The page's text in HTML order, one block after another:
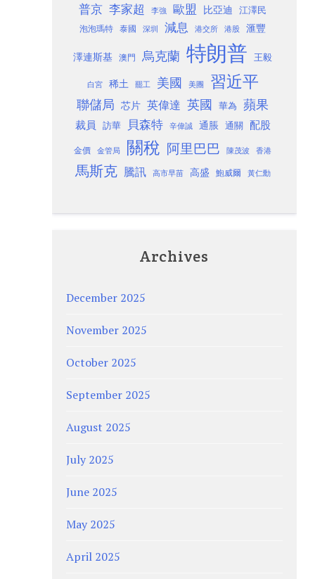
普京 李家超 李強 歐盟 比亞迪 江澤民
泡泡瑪特 泰國 深圳 減息 港交所 港股 滙豐
澤連斯基 澳門 烏克蘭 特朗普 王毅
白宮 稀土 罷工 美國 美團 習近平
聯儲局 芯片 英偉達 英國 華為 蘋果
裁員 訪華 貝森特 辛偉誠 通脹 通關 配股
金價 金管局 關稅 阿里巴巴 陳茂波 香港
馬斯克 騰訊 高市早苗 高盛 鮑威爾 黃仁勳
Archives
December 2025
November 2025
October 2025
September 2025
August 2025
July 2025
June 2025
May 2025
April 2025